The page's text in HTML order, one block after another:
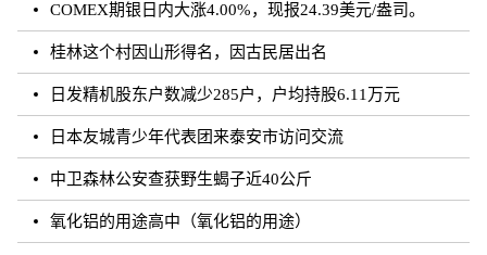
COMEX期银日内大涨4.00%，现报24.39美元/盎司。
桂林这个村因山形得名，因古民居出名
日发精机股东户数减少285户，户均持股6.11万元
日本友城青少年代表团来泰安市访问交流
中卫森林公安查获野生蝎子近40公斤
氧化铝的用途高中（氧化铝的用途）